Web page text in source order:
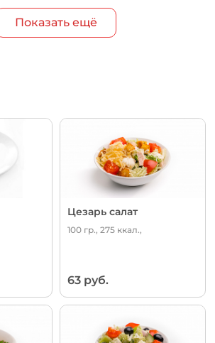
Показать ещё
Цезарь салат
100 гр., 275 ккал.,
63 руб.